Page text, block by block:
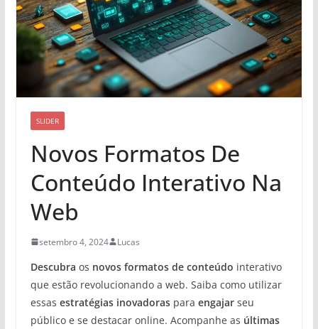
SLIDER
Novos Formatos De
Conteúdo Interativo Na
Web
setembro 4, 2024 Lucas
Descubra os novos formatos de conteúdo interativo
que estão revolucionando a web. Saiba como utilizar
essas estratégias inovadoraspara engajarseu
público e se destacar online. Acompanhe as últimas